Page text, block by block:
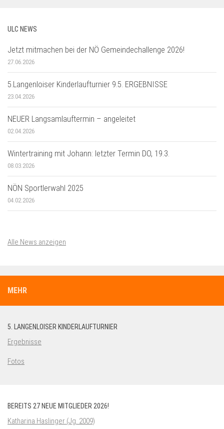
ULC NEWS
Jetzt mitmachen bei der NÖ Gemeindechallenge 2026!
27.06.2026
5.Langenloiser Kinderlaufturnier 9.5. ERGEBNISSE
23.04.2026
NEUER Langsamlauftermin – angeleitet
02.04.2026
Wintertraining mit Johann: letzter Termin DO, 19.3.
08.03.2026
NÖN Sportlerwahl 2025
04.02.2026
Alle News anzeigen
MEHR
5. LANGENLOISER KINDERLAUFTURNIER
Ergebnisse
Fotos
BEREITS 27 NEUE MITGLIEDER 2026!
Katharina Haslinger (Jg. 2009)